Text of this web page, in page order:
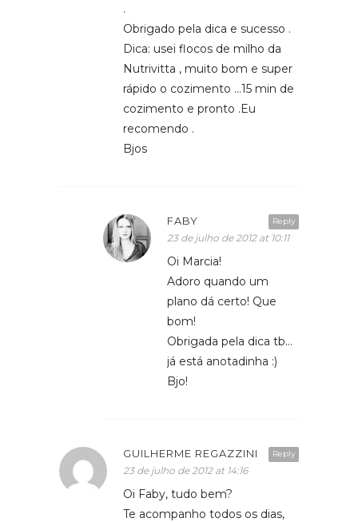
.
Obrigado pela dica e sucesso .
Dica: usei flocos de milho da
Nutrivitta , muito bom e super
rápido o cozimento …15 min de
cozimento e pronto .Eu
recomendo .
Bjos
Reply
FABY
23 de julho de 2012 at 10:11
Oi Marcia!
Adoro quando um
plano dá certo! Que
bom!
Obrigada pela dica tb…
já está anotadinha :)
Bjo!
Reply
GUILHERME REGAZZINI
23 de julho de 2012 at 14:16
Oi Faby, tudo bem?
Te acompanho todos os dias,